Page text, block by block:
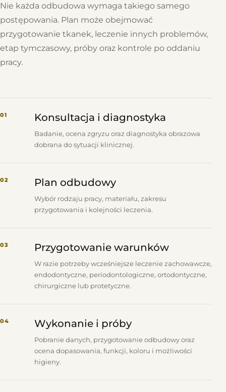
Nie każda odbudowa wymaga takiego samego
postępowania. Plan może obejmować
przygotowanie tkanek, leczenie innych problemów,
etap tymczasowy, próby oraz kontrole po oddaniu
pracy.
01 Konsultacja i diagnostyka
Badanie, ocena zgryzu oraz diagnostyka obrazowa
dobrana do sytuacji klinicznej.
02 Plan odbudowy
Wybór rodzaju pracy, materiału, zakresu
przygotowania i kolejności leczenia.
03 Przygotowanie warunków
W razie potrzeby wcześniejsze leczenie zachowawcze,
endodontyczne, periodontologiczne, ortodontyczne,
chirurgiczne lub protetyczne.
04 Wykonanie i próby
Pobranie danych, przygotowanie odbudowy oraz
ocena dopasowania, funkcji, koloru i możliwości
higieny.